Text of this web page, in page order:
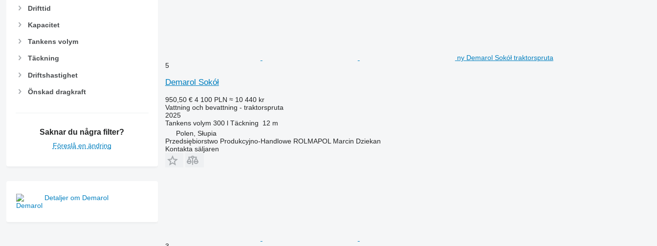
Drifttid
Kapacitet
Tankens volym
Täckning
Driftshastighet
Önskad dragkraft
Saknar du några filter?
Föreslå en ändring
Detaljer om Demarol
ny Demarol Sokół traktorspruta
5
Demarol Sokół
950,50 € 4 100 PLN ≈ 10 440 kr
Vattning och bevattning - traktorspruta
2025
Tankens volym 300 l Täckning
12 m
Polen, Słupia
Przedsiębiorstwo Produkcyjno-Handlowe ROLMAPOL Marcin Dziekan
Kontakta säljaren